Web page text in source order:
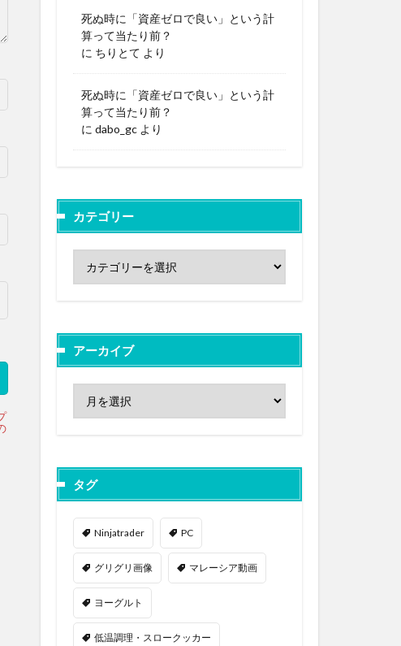
死ぬ時に「資産ゼロで良い」という計
算って当たり前？
に ちりとて より
死ぬ時に「資産ゼロで良い」という計
算って当たり前？
に dabo_gc より
カテゴリー
アーカイブ
タグ
Ninjatrader PC
グリグリ画像 マレーシア動画
ヨーグルト
低温調理・スロークッカー